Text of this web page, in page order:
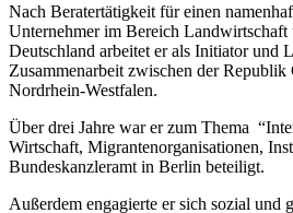
Nach Beratertätigkeit für einen
Unternehmer im Bereich Landwirtschaft
Deutschland arbeitet er als Initiator und
Zusammenarbeit zwischen der
Nordrhein-Westfalen.
Über drei Jahre war er zum Thema
Wirtschaft, Migrantenorganisationen,
Bundeskanzleramt in Berlin beteiligt.
Außerdem engagierte er sich sozial und